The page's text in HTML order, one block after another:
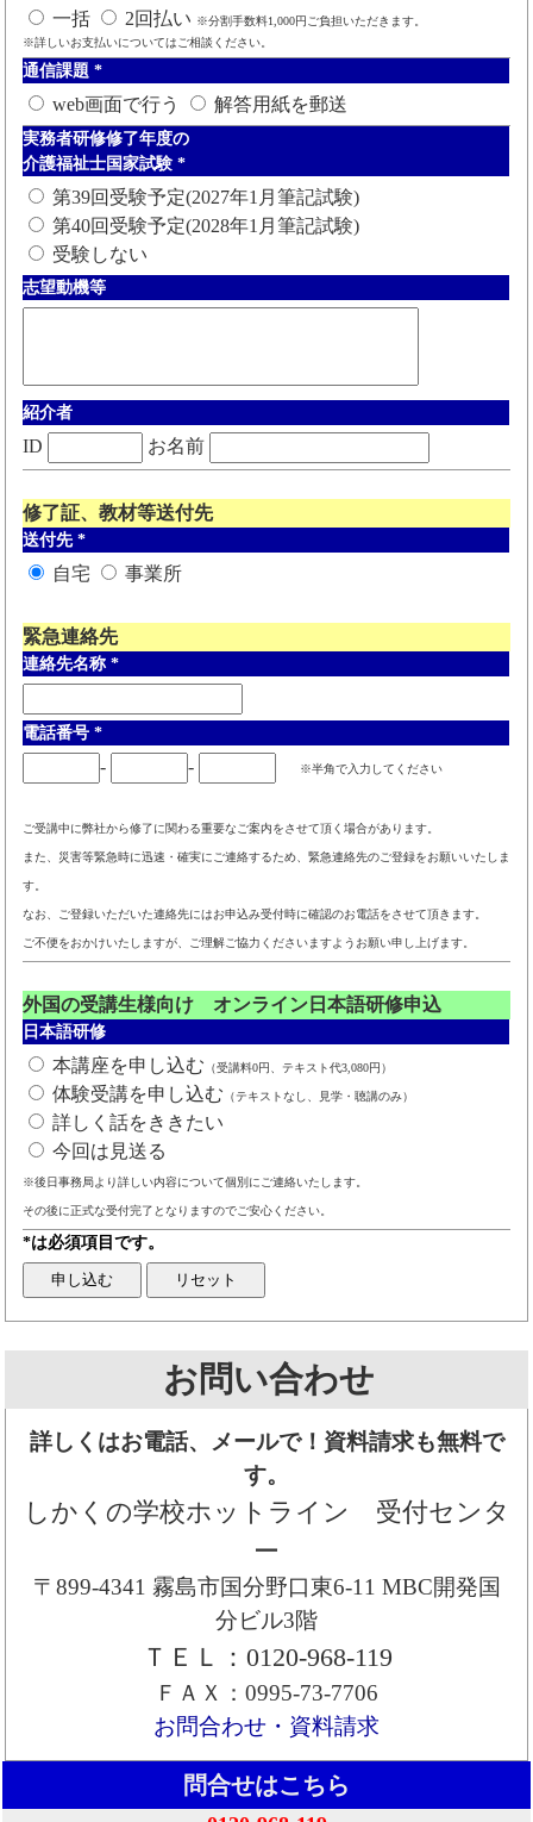
一括 2回払い ※分割手数料1,000円ご負担いただきます。
※詳しいお支払いについてはご相談ください。
通信課題 *
web画面で行う 解答用紙を郵送
実務者研修修了年度の
介護福祉士国家試験 *
第39回受験予定(2027年1月筆記試験)
第40回受験予定(2028年1月筆記試験)
受験しない
志望動機等
紹介者
ID お名前
修了証、教材等送付先
送付先 *
自宅 事業所
緊急連絡先
連絡先名称 *
電話番号 *
- - ※半角で入力してください
ご受講中に弊社から修了に関わる重要なご案内をさせて頂く場合があります。
また、災害等緊急時に迅速・確実にご連絡するため、緊急連絡先のご登録をお願いいたしま
す。
なお、ご登録いただいた連絡先にはお申込み受付時に確認のお電話をさせて頂きます。
ご不便をおかけいたしますが、ご理解ご協力くださいますようお願い申し上げます。
外国の受講生様向け オンライン日本語研修申込
日本語研修
本講座を申し込む （受講料0円、テキスト代3,080円）
体験受講を申し込む （テキストなし、見学・聴講のみ）
詳しく話をききたい
今回は見送る
※後日事務局より詳しい内容について個別にご連絡いたします。
その後に正式な受付完了となりますのでご安心ください。
*は必須項目です。
お問い合わせ
詳しくはお電話、メールで！資料請求も無料で
す。
しかくの学校ホットライン 受付センタ
ー
〒899-4341 霧島市国分野口東6-11 MBC開発国
分ビル3階
ＴＥＬ：0120-968-119
ＦＡＸ：0995-73-7706
お問合わせ・資料請求
問合せはこちら